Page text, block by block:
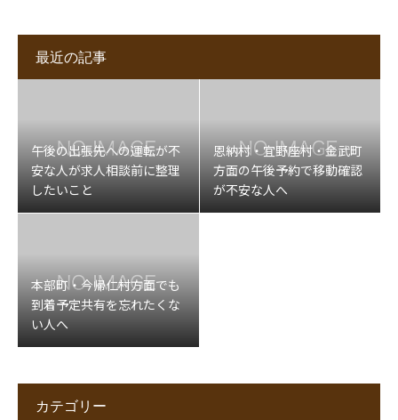
最近の記事
午後の出張先への運転が不
安な人が求人相談前に整理
したいこと
恩納村・宜野座村・金武町
方面の午後予約で移動確認
が不安な人へ
本部町・今帰仁村方面でも
到着予定共有を忘れたくな
い人へ
カテゴリー